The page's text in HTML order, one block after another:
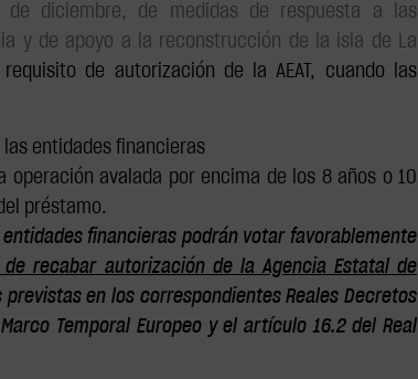
de diciembre, de medidas de respuesta a las
y de apoyo a la reconstrucción de la isla de La
de autorización de la AEAT, cuando las
las entidades financieras
operación avalada por encima de los 8 años o 10
préstamo.
financieras podrán votar favorablemente
de recabar autorización de la Agencia Estatal de
en los correspondientes Reales Decretos
Temporal Europeo y el artículo 16.2 del Real